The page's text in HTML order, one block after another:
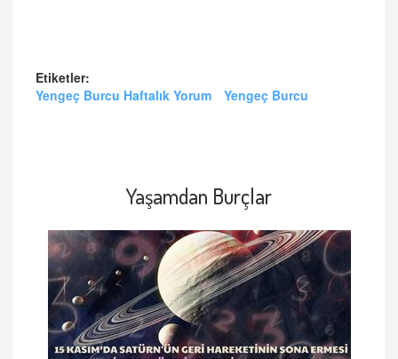
Etiketler:
Yengeç Burcu Haftalık Yorum
Yengeç Burcu
Yaşamdan Burçlar